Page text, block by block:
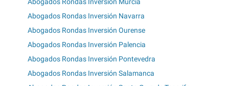
Abogados Rondas Inversión Murcia
Abogados Rondas Inversión Navarra
Abogados Rondas Inversión Ourense
Abogados Rondas Inversión Palencia
Abogados Rondas Inversión Pontevedra
Abogados Rondas Inversión Salamanca